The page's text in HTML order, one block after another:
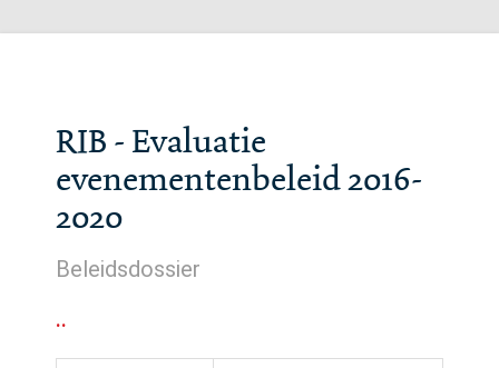
RIB - Evaluatie
evenementenbeleid 2016-
2020
Beleidsdossier
..